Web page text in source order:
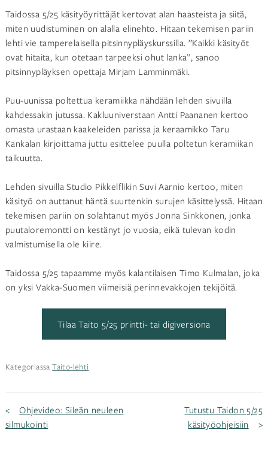
Taidossa 5/25 käsityöyrittäjät kertovat alan haasteista ja siitä,
miten uudistuminen on alalla elinehto. Hitaan tekemisen pariin
lehti vie tamperelaisella pitsinnypläyskurssilla. ”Kaikki käsityöt
ovat hitaita, kun otetaan tarpeeksi ohut lanka”, sanoo
pitsinnypläyksen opettaja Mirjam Lamminmäki.
Puu-uunissa poltettua keramiikka nähdään lehden sivuilla
kahdessakin jutussa. Kakluuniverstaan Antti Paananen kertoo
omasta urastaan kaakeleiden parissa ja keraamikko Taru
Kankalan kirjoittama juttu esittelee puulla poltetun keramiikan
taikuutta.
Lehden sivuilla Studio Pikkelflikin Suvi Aarnio kertoo, miten
käsityö on auttanut häntä suurtenkin surujen käsittelyssä. Hitaan
tekemisen pariin on solahtanut myös Jonna Sinkkonen, jonka
puutaloremontti on kestänyt jo vuosia, eikä tulevan kodin
valmistumisella ole kiire.
Taidossa 5/25 tapaamme myös kalantilaisen Timo Kulmalan, joka
on yksi Vakka-Suomen viimeisiä perinnevakkojen tekijöitä.
Tilaa Taito 5/25 printti- tai digiversiona
KategoriassaTaito-lehti
Artikkelien
Ohjevideo: Sileän neuleen
silmukointi
Tutustu Taidon 5/25
käsityöohjeisiin